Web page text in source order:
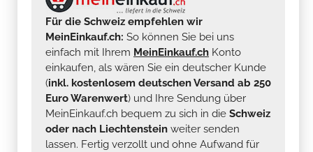
Für die Schweiz empfehlen wir
MeinEinkauf.ch: So können Sie bei uns
einfach mit Ihrem MeinEinkauf.ch Konto
einkaufen, als wären Sie ein deutscher Kunde
(inkl. kostenlosem deutschen Versand ab 250
Euro Warenwert) und Ihre Sendung über
MeinEinkauf.ch bequem zu sich in die Schweiz
oder nach Liechtenstein weiter senden
lassen. Fertig verzollt und ohne Aufwand für